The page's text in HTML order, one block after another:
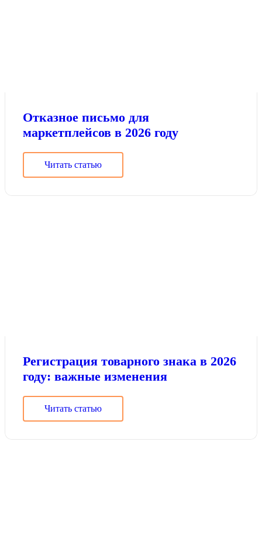
Отказное письмо для
маркетплейсов в 2026 году
Читать статью
Регистрация товарного знака в 2026
году: важные изменения
Читать статью